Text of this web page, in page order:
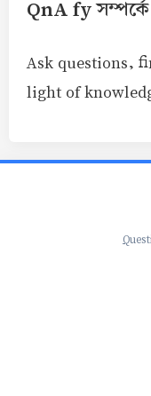
QnA fy সম্পর্কে
Ask questions,
light of
Q